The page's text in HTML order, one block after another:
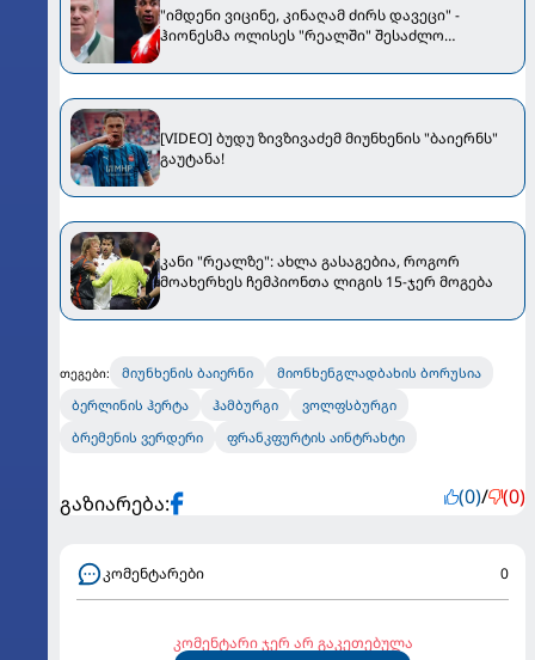
"იმდენი ვიცინე, კინაღამ ძირს დავეცი" -
ჰიონესმა ოლისეს "რეალში" შესაძლო
[VIDEO] ბუდუ ზივზივაძემ მიუნხენის "ბაიერნს"
გაუტანა!
კანი "რეალზე": ახლა გასაგებია, როგორ
მოახერხეს ჩემპიონთა ლიგის 15-ჯერ მოგება
თეგები: მიუნხენის ბაიერნი
მიონხენგლადბახის ბორუსია
ბერლინის ჰერტა
ჰამბურგი
ვოლფსბურგი
ბრემენის ვერდერი
ფრანკფურტის აინტრახტი
გაზიარება: (0)/ (0)
კომენტარები 0
კომენტარი ჯერ არ გაკეთებულა